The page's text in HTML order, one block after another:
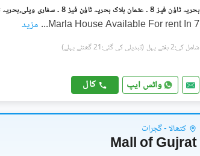
7 Marla House Available For rent In
... مزید
شامل کی:2 ہفتے پہل (تبدیلی کی گئی:21 گھنٹے پہلے)
واٹس ایپ کال
کتھالا - گجرات
Mall of Gujrat